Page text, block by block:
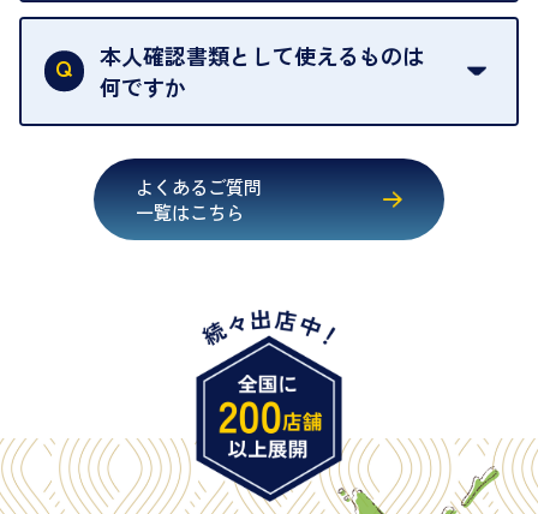
買取店は古物営業法により、お客様のご本人確認を
行うことが義務付けられています。安心してお取引
いただくためにも、ご協力をお願いいたします。
本人確認書類として使えるものは
何ですか
・健康保険証確認書
・マイナンバーカード
・在留カード
・旧パスポート
※原則として「公的機関が発行し、氏名、住所、生
年月日が記載されているもの
※日本国政府発行のもの
※2020年2月4日以降に申請された新型パスポートに
よくあるご質問
一覧はこちら